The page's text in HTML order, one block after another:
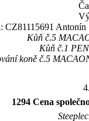
CZ81115691 Antonín
Kůň č.5
Kůň č.1
koně č.5
1294 Cena